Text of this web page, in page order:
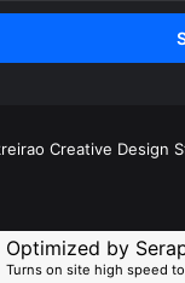
Creative Design
Optimized by
Turns on site high speed